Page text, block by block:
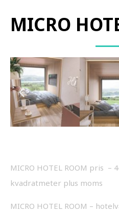
MICRO
MICRO HOTEL ROOM pris –
kvadratmeter plus moms
MICRO HOTEL ROOM –